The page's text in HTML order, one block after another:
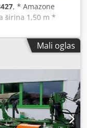
, * Amazone
širina 1,50 m *
traktor priključak
* Mulch uređaj *
* Sakupljač sa
H Rex Aaisk -
podrška dostupna!
pišite nam
Whatsapp ----
Mali oglas